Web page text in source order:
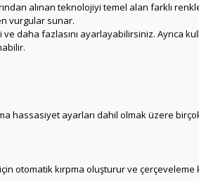
alınan teknolojiyi temel alan farklı
vurgular sunar.
daha fazlasını ayarlayabilirsiniz. Ayrıca
hassasiyet ayarları dahil olmak üzere
otomatik kırpma oluşturur ve çerçeveleme